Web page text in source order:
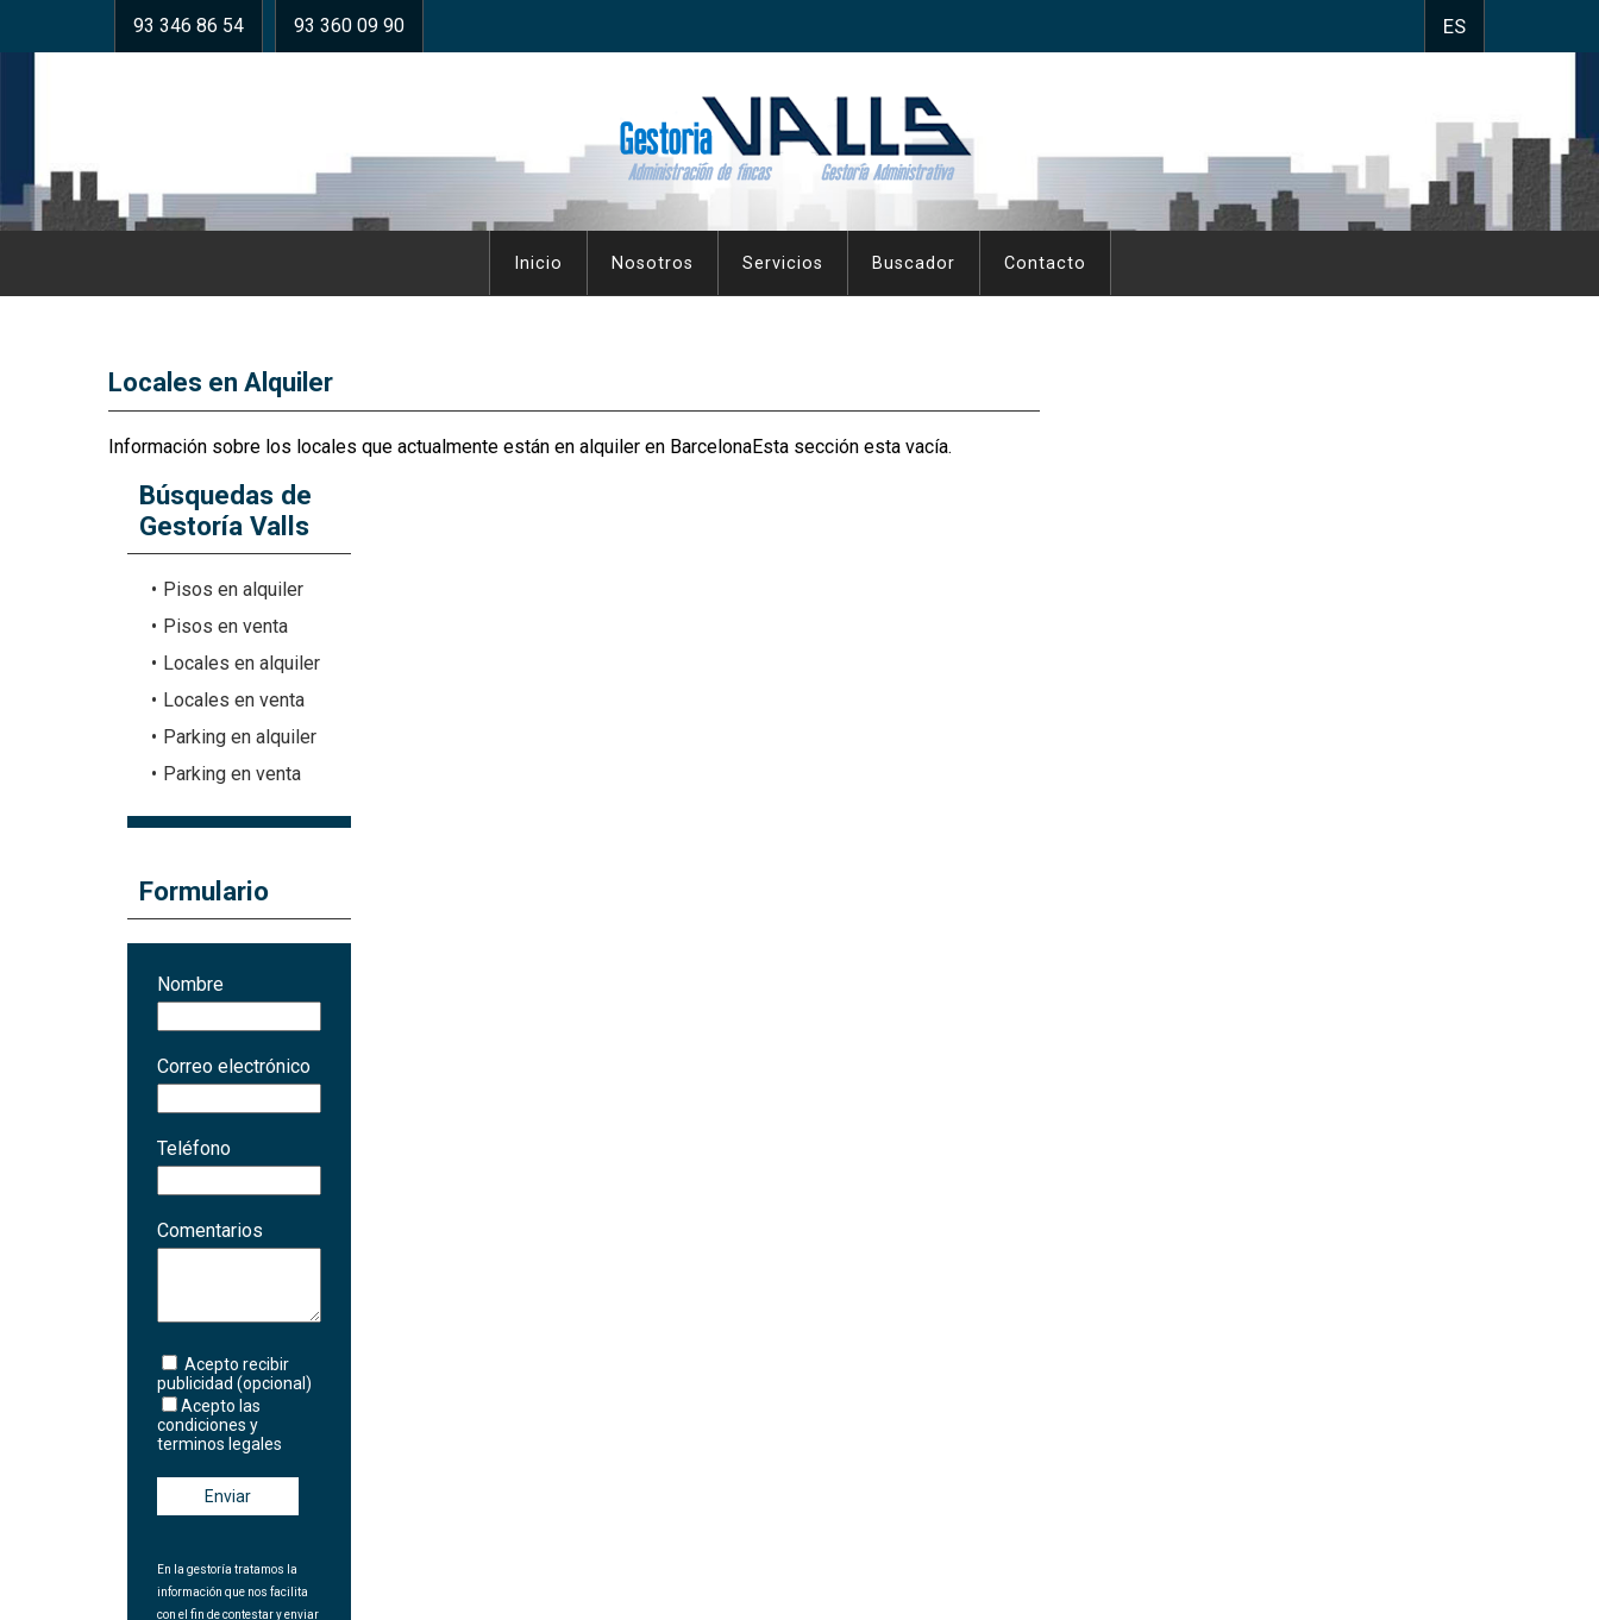
ES
93 346 86 54 93 360 09 90
Inicio Nosotros Servicios Buscador Contacto
Locales en Alquiler
Información sobre los locales que actualmente están en alquiler en BarcelonaEsta sección esta vacía.
Búsquedas de
Gestoría Valls
Pisos en alquiler
Pisos en venta
Locales en alquiler
Locales en venta
Parking en alquiler
Parking en venta
Formulario
Nombre
Correo electrónico
Teléfono
Comentarios
Acepto recibir
publicidad (opcional)
Acepto las
condiciones y
terminos legales
Enviar
En la gestoría tratamos la
información que nos facilita
con el fin de contestar y enviar